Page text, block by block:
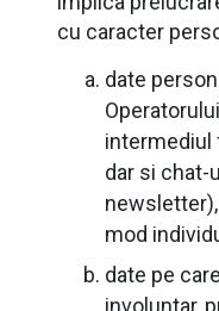
cu caracter
date
intermediul
dar si chat-
mod
date pe
involuntar,